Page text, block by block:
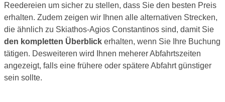
Reedereien um sicher zu stellen, dass Sie den besten Preis
erhalten. Zudem zeigen wir Ihnen alle alternativen Strecken,
die ähnlich zu Skiathos-Agios Constantinos sind, damit Sie
den kompletten Überblick erhalten, wenn Sie Ihre Buchung
tätigen. Desweiteren wird Ihnen meherer Abfahrtszeiten
angezeigt, falls eine frühere oder spätere Abfahrt günstiger
sein sollte.